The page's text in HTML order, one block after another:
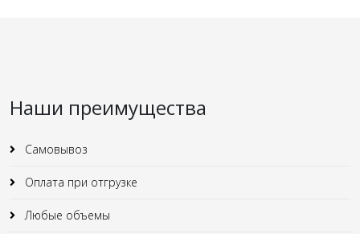
Наши преимущества
Самовывоз
Оплата при отгрузке
Любые объемы